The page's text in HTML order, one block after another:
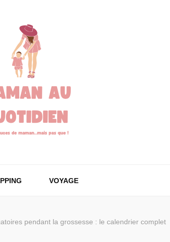
VOYAGE
pendant la grossesse : le calendrier complet